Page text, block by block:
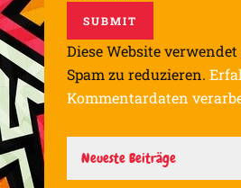
Diese Website
Spam zu reduzieren.
Kommentardaten
Neueste Beiträge